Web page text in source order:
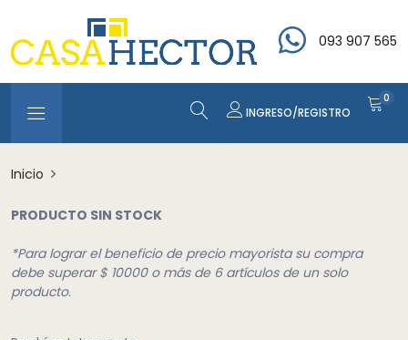
093 907 565
INGRESO/REGISTRO
0
Inicio
PRODUCTO SIN STOCK
*Para lograr el beneficio de precio mayorista su compra
debe superar $ 10000 o más de 6 artículos de un solo
producto.